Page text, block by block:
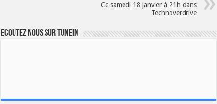
Ce samedi 18 janvier à 21h dans
Technoverdrive
Ecoutez nous sur TuneIn